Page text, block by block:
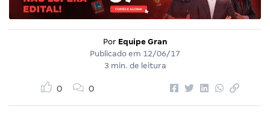
Por Equipe Gran
Publicado em 12/06/17
3 min. de leitura
0 0